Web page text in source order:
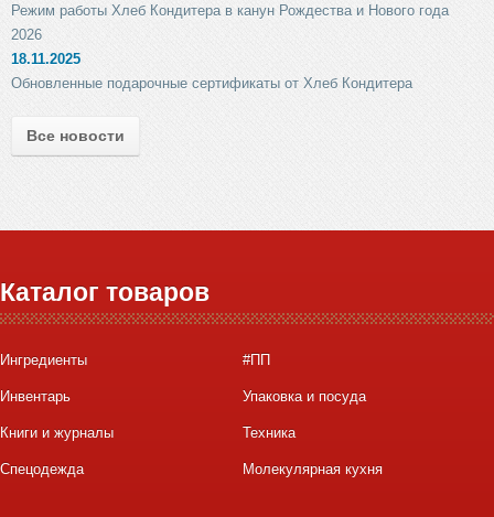
Режим работы Хлеб Кондитера в канун Рождества и Нового года
2026
18.11.2025
Обновленные подарочные сертификаты от Хлеб Кондитера
Все новости
Каталог товаров
Ингредиенты #ПП
Инвентарь Упаковка и посуда
Книги и журналы Техника
Спецодежда Молекулярная кухня